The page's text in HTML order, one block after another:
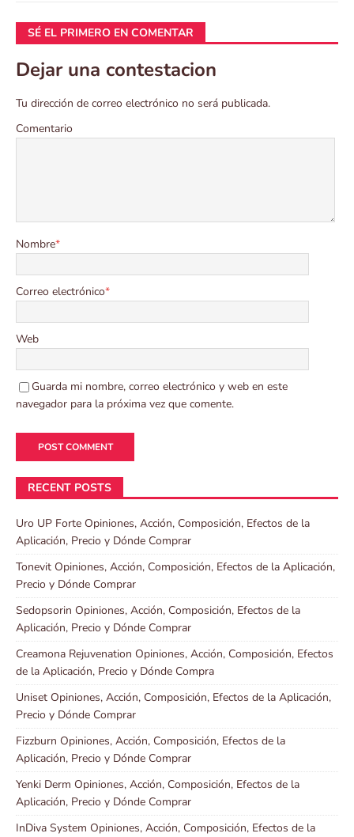
SÉ EL PRIMERO EN COMENTAR
Dejar una contestacion
Tu dirección de correo electrónico no será publicada.
Comentario
Nombre*
Correo electrónico*
Web
Guarda mi nombre, correo electrónico y web en este
navegador para la próxima vez que comente.
RECENT POSTS
Uro UP Forte Opiniones, Acción, Composición, Efectos de la
Aplicación, Precio y Dónde Comprar
Tonevit Opiniones, Acción, Composición, Efectos de la Aplicación,
Precio y Dónde Comprar
Sedopsorin Opiniones, Acción, Composición, Efectos de la
Aplicación, Precio y Dónde Comprar
Creamona Rejuvenation Opiniones, Acción, Composición, Efectos
de la Aplicación, Precio y Dónde Compra
Uniset Opiniones, Acción, Composición, Efectos de la Aplicación,
Precio y Dónde Comprar
Fizzburn Opiniones, Acción, Composición, Efectos de la
Aplicación, Precio y Dónde Comprar
Yenki Derm Opiniones, Acción, Composición, Efectos de la
Aplicación, Precio y Dónde Comprar
InDiva System Opiniones, Acción, Composición, Efectos de la